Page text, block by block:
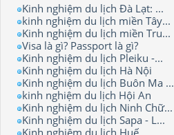
Kinh nghiệm du lịch Đà Lạt: ...
kinh nghiệm du lịch miền Tây...
Kinh nghiệm du lịch miền Tru...
Visa là gì? Passport là gì?
Kinh nghiệm du lịch Pleiku -...
Kinh nghiệm du lịch Hà Nội
Kinh nghiệm du lịch Buôn Ma ...
kinh nghiệm du lịch Hội An
Kinh nghiệm du lịch Ninh Chữ...
Kinh nghiệm du lịch Sapa - L...
Kinh nghiệm du lịch Huế